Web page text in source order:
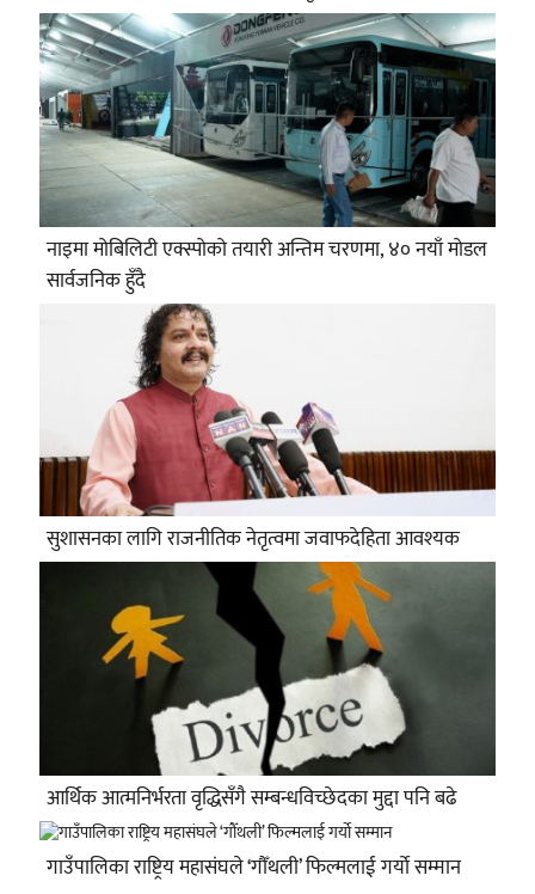
नाइमा मोबिलिटी एक्स्पोको तयारी अन्तिम चरणमा, ४० नयाँ मोडल
सार्वजनिक हुँदै
सुशासनका लागि राजनीतिक नेतृत्वमा जवाफदेहिता आवश्यक
आर्थिक आत्मनिर्भरता वृद्धिसँगै सम्बन्धविच्छेदका मुद्दा पनि बढे
गाउँपालिका राष्ट्रिय महासंघले ‘गौँथली’ फिल्मलाई गर्याे सम्मान